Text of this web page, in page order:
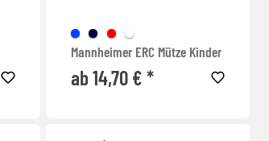
Mannheimer ERC Mütze Kinder
ab 14,70 € *